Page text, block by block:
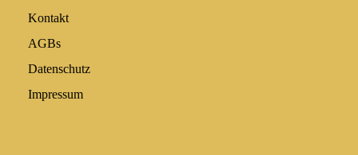
Kontakt
AGBs
Datenschutz
Impressum